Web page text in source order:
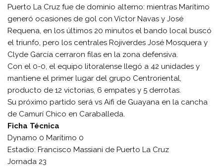
Puerto La Cruz fue de dominio alterno: mientras Marítimo
generó ocasiones de gol con Víctor Navas y José
Requena, en los últimos 20 minutos el bando local buscó
el triunfo, pero los centrales Rojiverdes José Mosquera y
Clyde García cerraron filas en la zona defensiva.
Con el 0-0, el equipo litoralense llegó a 42 unidades y
mantiene el primer lugar del grupo Centroriental,
producto de 12 victorias, 6 empates y 5 derrotas.
Su próximo partido será vs Aifi de Guayana en la cancha
de Camurí Chico en Caraballeda.
Ficha Técnica
Dynamo 0 Marítimo 0
Estadio: Francisco Massiani de Puerto La Cruz
Jornada 23